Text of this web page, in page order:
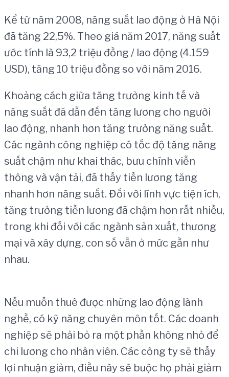
Kể từ năm 2008, năng suất lao động ở Hà Nội
đã tăng 22,5%. Theo giá năm 2017, năng suất
ước tính là 93,2 triệu đồng / lao động (4.159
USD), tăng 10 triệu đồng so với năm 2016.
Khoảng cách giữa tăng trưởng kinh tế và
năng suất đã dẫn đến tăng lương cho người
lao động, nhanh hơn tăng trưởng năng suất.
Các ngành công nghiệp có tốc độ tăng năng
suất chậm như khai thác, bưu chính viễn
thông và vận tải, đã thấy tiền lương tăng
nhanh hơn năng suất. Đối với lĩnh vực tiện ích,
tăng trưởng tiền lương đã chậm hơn rất nhiều,
trong khi đối với các ngành sản xuất, thương
mại và xây dựng, con số vẫn ở mức gần như
nhau.
Nếu muốn thuê được những lao động lành
nghề, có kỹ năng chuyên môn tốt. Các doanh
nghiệp sẽ phải bỏ ra một phần không nhỏ để
chi lương cho nhân viên. Các công ty sẽ thấy
lợi nhuận giảm, điều này sẽ buộc họ phải giảm